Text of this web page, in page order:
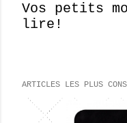
E
g
Vos petits
lire!
ARTICLES LES PLUS